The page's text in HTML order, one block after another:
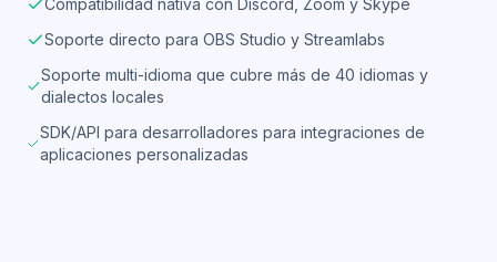
Compatibilidad nativa con Discord, Zoom y Skype
Soporte directo para OBS Studio y Streamlabs
Soporte multi-idioma que cubre más de 40 idiomas y
dialectos locales
SDK/API para desarrolladores para integraciones de
aplicaciones personalizadas